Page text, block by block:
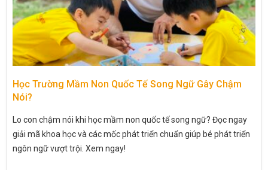
Học Trường Mầm Non Quốc Tế Song Ngữ Gây Chậm
Nói?
Lo con chậm nói khi học mầm non quốc tế song ngữ? Đọc ngay
giải mã khoa học và các mốc phát triển chuẩn giúp bé phát triển
ngôn ngữ vượt trội. Xem ngay!